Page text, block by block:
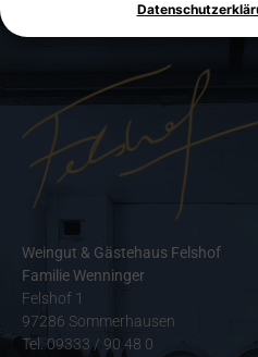
Weingut & Gästehaus Felshof
Familie Wenninger
Felshof 1
97286 Sommerhausen
Tel. 09333 / 90 48 0